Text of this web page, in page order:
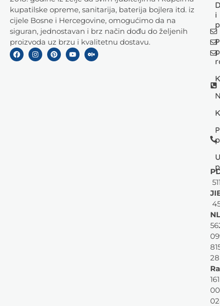
kupatilske opreme, sanitarija, baterija bojlera itd. iz
cijele Bosne i Hercegovine, omogućimo da na
siguran, jednostavan i brz način dođu do željenih
proizvoda uz brzu i kvalitetnu dostavu.
i
28